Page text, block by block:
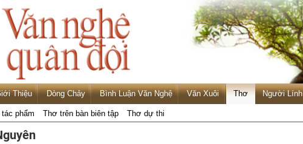
Thiệu Dòng Chảy Bình Luận Văn Nghệ Văn Xuôi Thơ Người Lính
phẩm Thơ trên bàn biên tập Thơ dự thi